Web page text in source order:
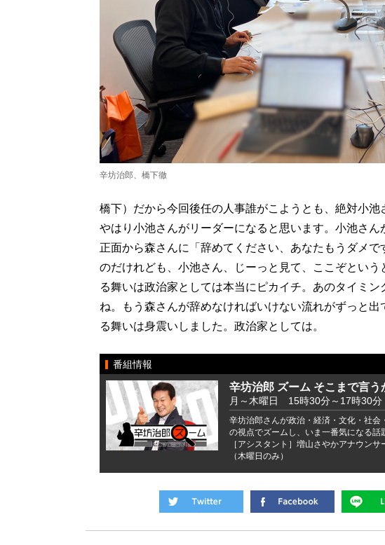
辛坊治郎、橋下徹
橋下）だから今回後任の人事誰がこようとも、絶対小池
やはり小池さんがリーダーになると思います。小池さ
正面から森さんに「辞めてください、あなたもうダメ
のだけれども、小池さん、じーっと見て、ここぞとい
る舞いは政治家としては本当にピカイチ。あのタイミ
ね。もう森さんが辞めなければいけない流れがずっと
る舞いは身震いしました。政治家としては。
番組情報
辛坊治郎 ズーム そこまで言う
月～木曜日 15時30分～17時30
辛坊治郎さんが政治・経済・文化・社
の視点でズームし、いま一番気になる話
［アシスタント］増山さやかアナウン
（木曜日のみ）